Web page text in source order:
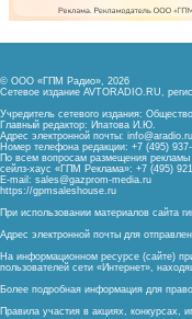
© ООО «ГПМ Радио», 2026
Сетевое издание AVTORADIO.RU,
Учредитель сетевого издания:
Главный редактор: Ипатова И.Ю.
Адрес электронной почты: info@aradio.ru
Номер телефона редакции: +7 (495)
По всем вопросам размещения рекламы
сейлз-хаус «ГПМ Реклама»: +7 (495)
E-mail: sales@gazprom-media.ru
https://gpmsaleshouse.ru
При использовании материалов сайта
Адрес электронной почты для
На информационном ресурсе (сайте)
пользователей сети «Интернет»,
Более подробная информация для
Правила участия в акциях, конкурсах,